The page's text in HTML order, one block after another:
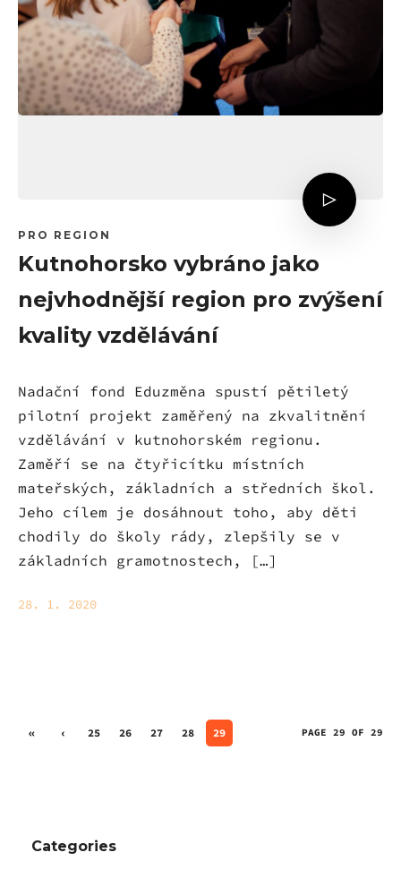
PRO REGION
Kutnohorsko vybráno jako
nejvhodnější region pro zvýšení
kvality vzdělávání
Nadační fond Eduzměna spustí pětiletý
pilotní projekt zaměřený na zkvalitnění
vzdělávání v kutnohorském regionu.
Zaměří se na čtyřicítku místních
mateřských, základních a středních škol.
Jeho cílem je dosáhnout toho, aby děti
chodily do školy rády, zlepšily se v
základních gramotnostech, […]
28. 1. 2020
«
‹
25 26 27 28 29 PAGE 29 OF 29
Categories